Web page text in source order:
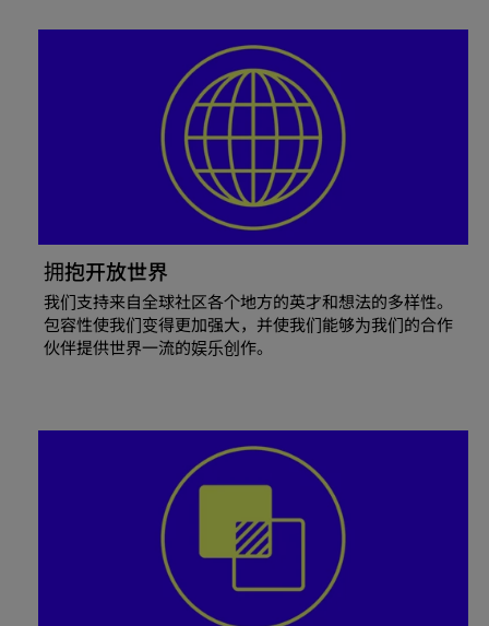
拥抱开放世界
我们支持来自全球社区各个地方的英才和想法的多样性。
包容性使我们变得更加强大，并使我们能够为我们的合作
伙伴提供世界一流的娱乐创作。